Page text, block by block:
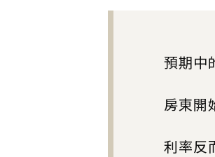
預期中
房東開
利率反